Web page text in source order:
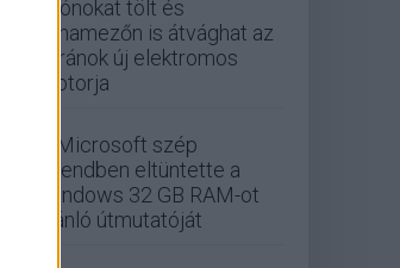
Drónokat tölt és
aknamezőn is átvághat az
ukránok új elektromos
motorja
A Microsoft szép
csendben eltüntette a
Windows 32 GB RAM-ot
ajánló útmutatóját